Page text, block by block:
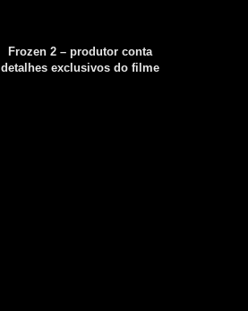
Frozen 2 – produtor conta
detalhes exclusivos do filme